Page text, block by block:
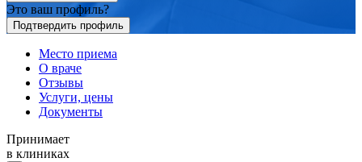
Это ваш профиль?
Подтвердить профиль
Место приема
О враче
Отзывы
Услуги, цены
Документы
Принимает
в клиниках